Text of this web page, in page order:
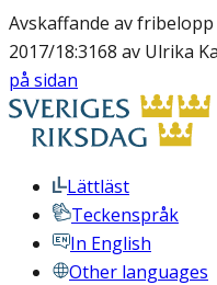
Avskaffande av
2017/18:3168 av Ulrika
på sidan
Lättläst
Teckenspråk
In English
Other languages